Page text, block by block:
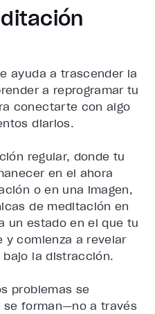
ayuda a trascender la
a reprogramar tu
conectarte con algo
diarios.
regular, donde tu
en el ahora
o en una imagen,
de meditación en
un estado en el que tu
y comienza a revelar
la distracción.
problemas se
se forman—no a través